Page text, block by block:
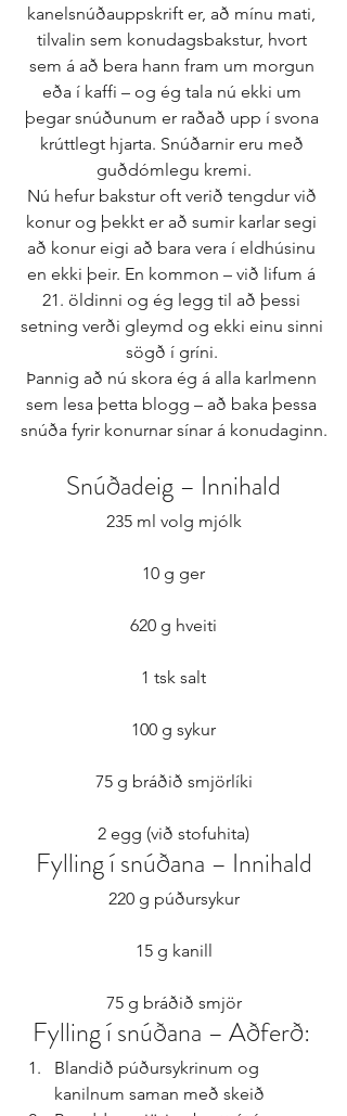
kanelsnúðauppskrift er, að mínu mati,
tilvalin sem konudagsbakstur, hvort
sem á að bera hann fram um morgun
eða í kaffi – og ég tala nú ekki um
þegar snúðunum er raðað upp í svona
krúttlegt hjarta. Snúðarnir eru með
guðdómlegu kremi.
Nú hefur bakstur oft verið tengdur við
konur og þekkt er að sumir karlar segi
að konur eigi að bara vera í eldhúsinu
en ekki þeir. En kommon – við lifum á
21. öldinni og ég legg til að þessi
setning verði gleymd og ekki einu sinni
sögð í gríni.
Þannig að nú skora ég á alla karlmenn
sem lesa þetta blogg – að baka þessa
snúða fyrir konurnar sínar á konudaginn.
Snúðadeig – Innihald
235 ml volg mjólk
10 g ger
620 g hveiti
1 tsk salt
100 g sykur
75 g bráðið smjörlíki
2 egg (við stofuhita)
Fylling í snúðana – Innihald
220 g púðursykur
15 g kanill
75 g bráðið smjör
Fylling í snúðana – Aðferð:
Blandið púðursykrinum og
kanilnum saman með skeið